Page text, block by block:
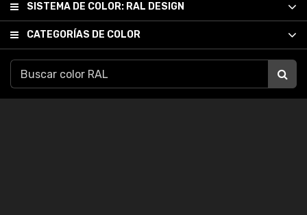
SISTEMA DE COLOR: RAL DESIGN
CATEGORÍAS DE COLOR